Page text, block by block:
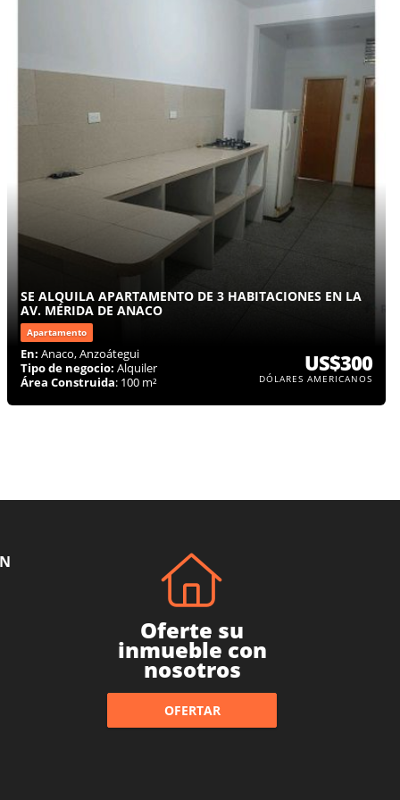
SE ALQUILA APARTAMENTO DE 3 HABITACIONES EN LA
AV. MÉRIDA DE ANACO
Apartamento
En: Anaco, Anzoátegui
Tipo de negocio: Alquiler
Área Construida: 100 m²
US$300
DÓLARES AMERICANOS
Oferte su
inmueble con
nosotros
OFERTAR